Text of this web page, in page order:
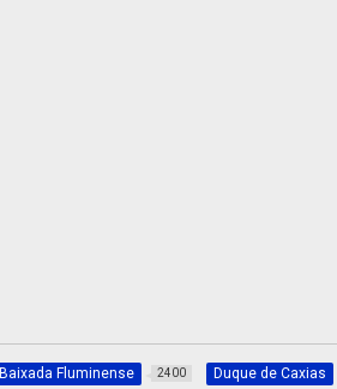
Baixada Fluminense 2400 Duque de Caxias